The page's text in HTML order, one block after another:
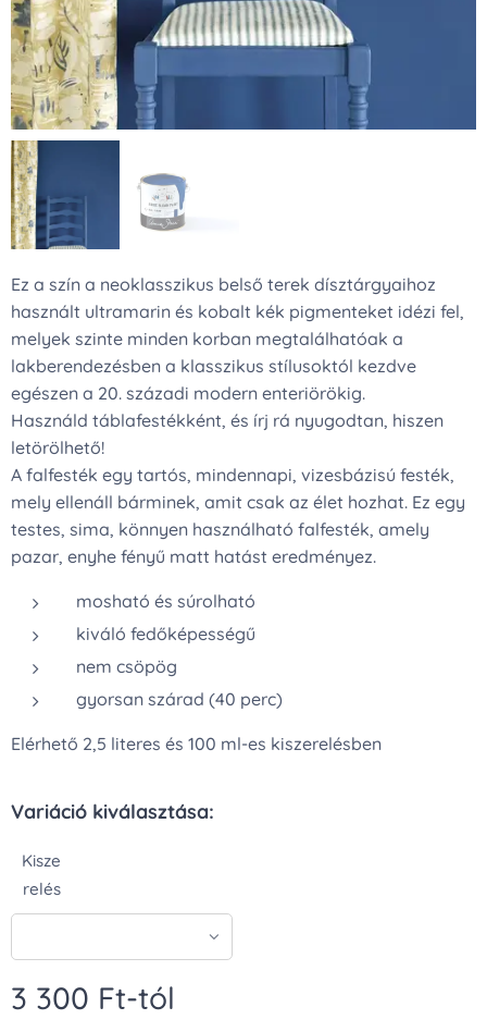
Ez a szín a neoklasszikus belső terek dísztárgyaihoz
használt ultramarin és kobalt kék pigmenteket idézi fel,
melyek szinte minden korban megtalálhatóak a
lakberendezésben a klasszikus stílusoktól kezdve
egészen a 20. századi modern enteriörökig.
Használd táblafestékként, és írj rá nyugodtan, hiszen
letörölhető!
A falfesték egy tartós, mindennapi, vizesbázisú festék,
mely ellenáll bárminek, amit csak az élet hozhat. Ez egy
testes, sima, könnyen használható falfesték, amely
pazar, enyhe fényű matt hatást eredményez.
mosható és súrolható
kiváló fedőképességű
nem csöpög
gyorsan szárad (40 perc)
Elérhető 2,5 literes és 100 ml-es kiszerelésben
Variáció kiválasztása:
Kisze
relés
3 300 Ft-tól